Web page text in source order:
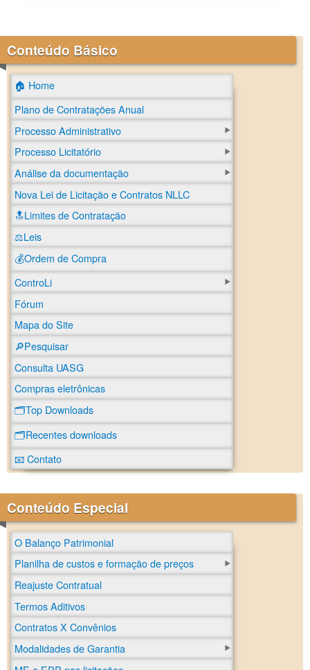
Conteúdo Básico
🏠 Home
Plano de Contratações Anual
Processo Administrativo
Processo Licitatório
Análise da documentação
Nova Lei de Licitação e Contratos NLLC
🔝Limites de Contratação
⚖️Leis
💰Ordem de Compra
ControLi
Fórum
Mapa do Site
🔎Pesquisar
Consulta UASG
Compras eletrônicas
🗂️Top Downloads
🗂️Recentes downloads
📧 Contato
Conteúdo Especial
O Balanço Patrimonial
Planilha de custos e formação de preços
Reajuste Contratual
Termos Aditivos
Contratos X Convênios
Modalidades de Garantia